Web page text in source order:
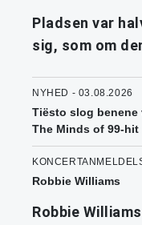
Pladsen var
sig, som om
NYHED - 03.08.2026
Tiësto slog
The Minds of 99-hit
Robbie Williams
Robbie